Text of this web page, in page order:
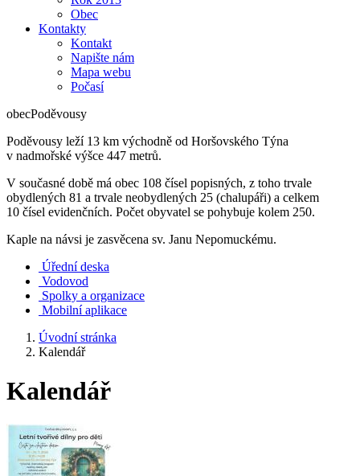
Obec
Kontakty
Kontakt
Napište nám
Mapa webu
Počasí
obecPoděvousy
Poděvousy leží 13 km východně od Horšovského Týna
v nadmořské výšce 447 metrů.
V současné době má obec 108 čísel popisných, z toho trvale
obydlených 81 a trvale neobydlených 25 (chalupáři) a celkem
10 čísel evidenčních. Počet obyvatel se pohybuje kolem 250.
Kaple na návsi je zasvěcena sv. Janu Nepomuckému.
Úřední deska
Vodovod
Spolky a organizace
Mobilní aplikace
Úvodní stránka
Kalendář
Kalendář